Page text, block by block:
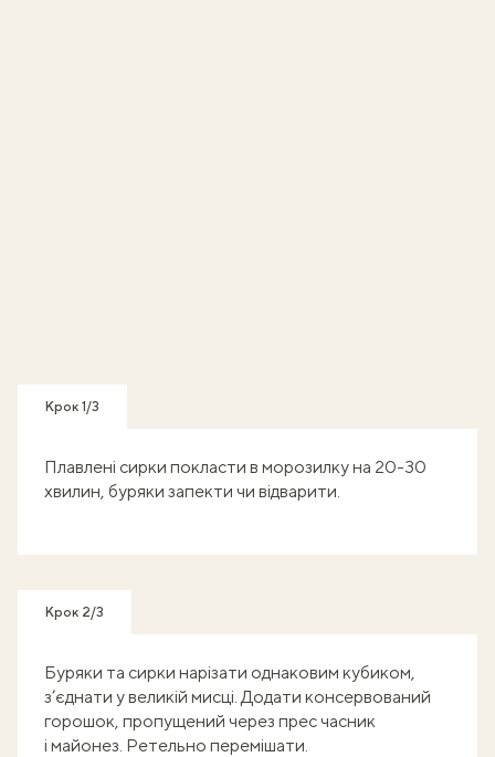
Крок 1/3
Плавлені сирки покласти в морозилку на 20-30
хвилин, буряки запекти чи відварити.
Крок 2/3
Буряки та сирки нарізати однаковим кубиком,
з’єднати у великій мисці. Додати консервований
горошок, пропущений через прес часник
і майонез. Ретельно перемішати.